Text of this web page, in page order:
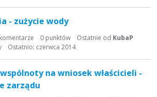
- zużycie wody
0 punktów Ostatnie od KubaP
Ostatnio: czerwca 2014
na wniosek właścicieli -
zarządu